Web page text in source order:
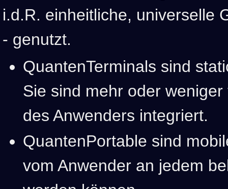
i.d.R. einheitliche, universelle
- genutzt.
QuantenTerminals sind
Sie sind mehr oder
des Anwenders integriert.
QuantenPortable sind
vom Anwender an jedem